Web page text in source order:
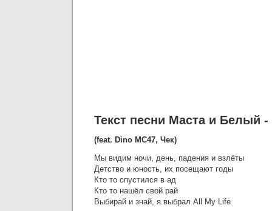
Текст песни Маста и Белый
(feat. Dino MC47, Чек)
Мы видим ночи, день, падения и взлёты
Детство и юность, их посещают годы
Кто то спустился в ад
Кто то нашёл свой рай
Выбирай и знай, я выбрал All My Life